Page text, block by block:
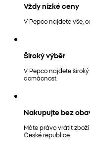
Vždy nízké ceny
V Pepco najdete vše,
Široký výběr
V Pepco najdete
domácnost.
Nakupujte bez
Máte právo vrátit
České republice.